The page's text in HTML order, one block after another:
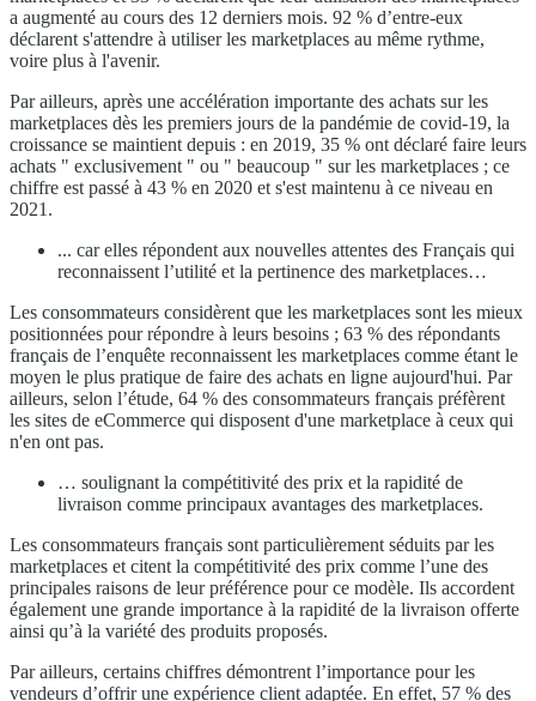
a augmenté au cours des 12 derniers mois. 92 % d’entre-eux
déclarent s'attendre à utiliser les marketplaces au même rythme,
voire plus à l'avenir.
Par ailleurs, après une accélération importante des achats sur les
marketplaces dès les premiers jours de la pandémie de covid-19, la
croissance se maintient depuis : en 2019, 35 % ont déclaré faire leurs
achats " exclusivement " ou " beaucoup " sur les marketplaces ; ce
chiffre est passé à 43 % en 2020 et s'est maintenu à ce niveau en
2021.
... car elles répondent aux nouvelles attentes des Français qui
reconnaissent l’utilité et la pertinence des marketplaces…
Les consommateurs considèrent que les marketplaces sont les mieux
positionnées pour répondre à leurs besoins ; 63 % des répondants
français de l’enquête reconnaissent les marketplaces comme étant le
moyen le plus pratique de faire des achats en ligne aujourd'hui. Par
ailleurs, selon l’étude, 64 % des consommateurs français préfèrent
les sites de eCommerce qui disposent d'une marketplace à ceux qui
n'en ont pas.
… soulignant la compétitivité des prix et la rapidité de
livraison comme principaux avantages des marketplaces.
Les consommateurs français sont particulièrement séduits par les
marketplaces et citent la compétitivité des prix comme l’une des
principales raisons de leur préférence pour ce modèle. Ils accordent
également une grande importance à la rapidité de la livraison offerte
ainsi qu’à la variété des produits proposés.
Par ailleurs, certains chiffres démontrent l’importance pour les
vendeurs d’offrir une expérience client adaptée. En effet, 57 % des